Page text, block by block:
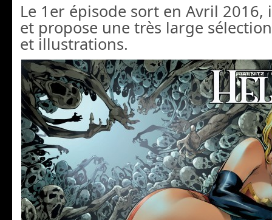
Le 1er épisode sort en Avril 2016,
et propose une très large
et illustrations.